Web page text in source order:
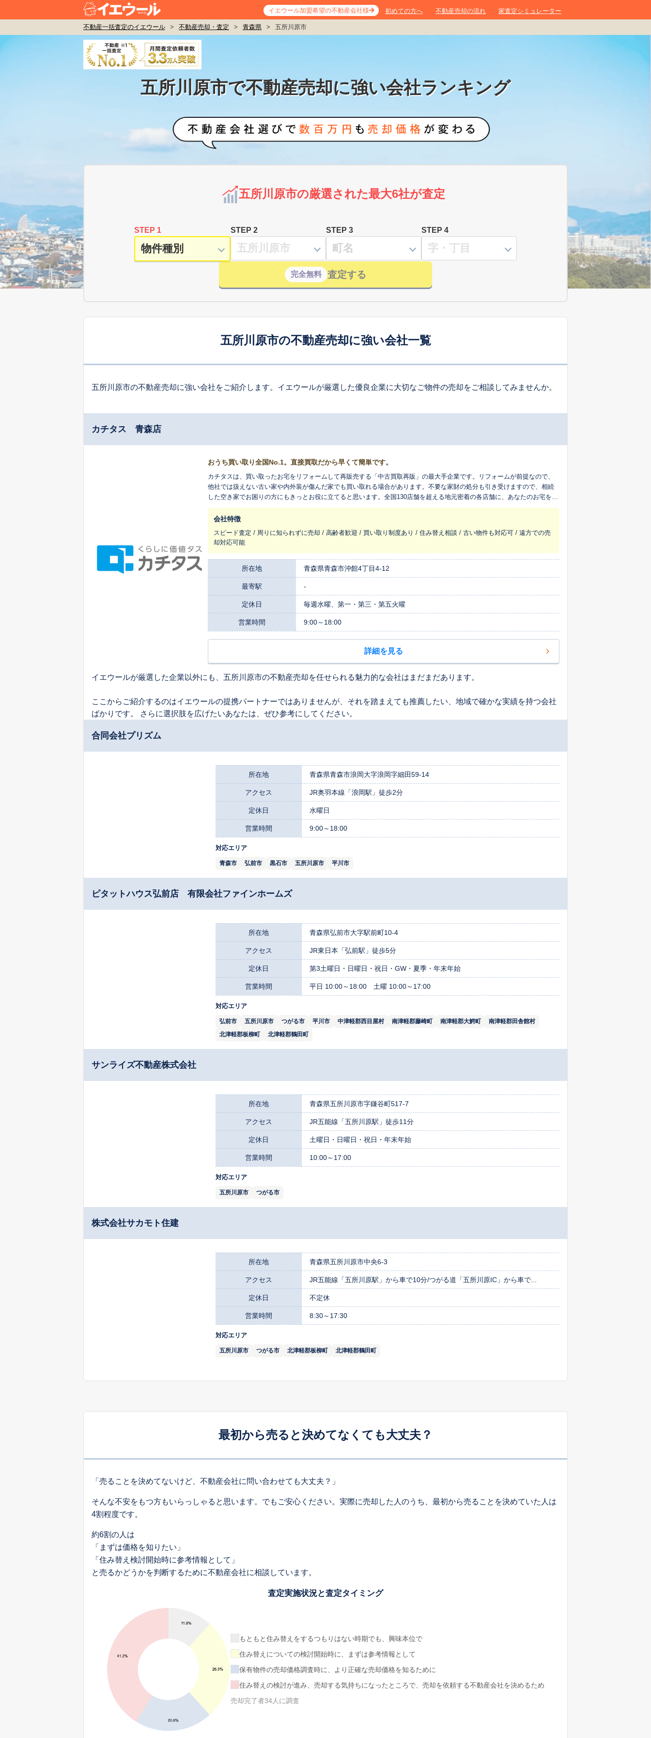
イエウール加盟希望の不動産会社様 初めての方へ 不動産売却の流れ 家査定シミュレーター
不動産一括査定のイエウール > 不動産売却・査定 > 青森県 > 五所川原市
五所川原市で不動産売却に強い会社ランキング
五所川原市の厳選された最大6社が査定
STEP 1 STEP 2 STEP 3 STEP 4
完全無料 査定する
五所川原市の不動産売却に強い会社一覧
五所川原市の不動産売却に強い会社をご紹介します。イエウールが厳選した優良企業に大切なご物件の売却をご相談してみませんか。
カチタス 青森店
おうち買い取り全国No.1。直接買取だから早くて簡単です。
カチタスは、買い取ったお宅をリフォームして再販売する「中古買取再販」の最大手企業です。リフォームが前提なので、
他社では扱えない古い家や内外装が傷んだ家でも買い取れる場合があります。不要な家財の処分も引き受けますので、相続
した空き家でお困りの方にもきっとお役に立てると思います。全国130店舗を超える地元密着の各店舗に、あなたのお宅を生
まれ変わらせ、長く住みつなぐお手伝いをさせてください。
会社特徴
スピード査定 / 周りに知られずに売却 / 高齢者歓迎 / 買い取り制度あり / 住み替え相談 / 古い物件も対応可 / 遠方での売
却対応可能
所在地 青森県青森市沖館4丁目4-12
最寄駅 -
定休日 毎週水曜、第一・第三・第五火曜
営業時間 9:00～18:00
詳細を見る
イエウールが厳選した企業以外にも、五所川原市の不動産売却を任せられる魅力的な会社はまだまだあります。
ここからご紹介するのはイエウールの提携パートナーではありませんが、それを踏まえても推薦したい、地域で確かな実績を持つ会社
ばかりです。 さらに選択肢を広げたいあなたは、ぜひ参考にしてください。
合同会社プリズム
所在地 青森県青森市浪岡大字浪岡字細田59-14
アクセス JR奥羽本線「浪岡駅」徒歩2分
定休日 水曜日
営業時間 9:00～18:00
対応エリア
青森市 弘前市 黒石市 五所川原市 平川市
ピタットハウス弘前店 有限会社ファインホームズ
所在地 青森県弘前市大字駅前町10-4
アクセス JR東日本「弘前駅」徒歩5分
定休日 第3土曜日・日曜日・祝日・GW・夏季・年末年始
営業時間 平日 10:00～18:00 土曜 10:00～17:00
対応エリア
弘前市 五所川原市 つがる市 平川市 中津軽郡西目屋村 南津軽郡藤崎町 南津軽郡大鰐町
南津軽郡田舎館村
北津軽郡板柳町
北津軽郡鶴田町
サンライズ不動産株式会社
所在地 青森県五所川原市字鎌谷町517-7
アクセス JR五能線「五所川原駅」徒歩11分
定休日 土曜日・日曜日・祝日・年末年始
営業時間 10:00～17:00
対応エリア
五所川原市 つがる市
株式会社サカモト住建
所在地 青森県五所川原市中央6-3
アクセス JR五能線「五所川原駅」から車で10分/つがる道「五所川原IC」から車で...
定休日 不定休
営業時間 8:30～17:30
対応エリア
五所川原市 つがる市 北津軽郡板柳町 北津軽郡鶴田町
最初から売ると決めてなくても大丈夫？
「売ることを決めてないけど、不動産会社に問い合わせても大丈夫？」
そんな不安をもつ方もいらっしゃると思います。でもご安心ください。実際に売却した人のうち、最初から売ることを決めていた人は
4割程度です。
約6割の人は
「まずは価格を知りたい」
「住み替え検討開始時に参考情報として」
と売るかどうかを判断するために不動産会社に相談しています。
査定実施状況と査定タイミング
もともと住み替えをするつもりはない時期でも、興味本位で
住み替えについての検討開始時に、まずは参考情報として
保有物件の売却価格調査時に、より正確な売却価格を知るために
住み替えの検討が進み、売却する気持ちになったところで、売却を依頼する不動産会社を決めるため
売却完了者34人に調査